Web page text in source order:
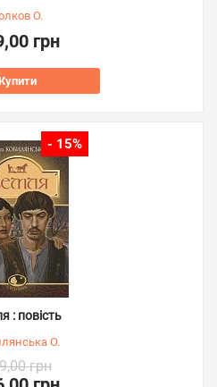
О.
грн
- 15%
: повість
О.
грн